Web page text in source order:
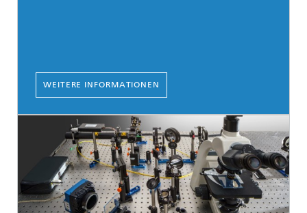
WEITERE INFORMATIONEN